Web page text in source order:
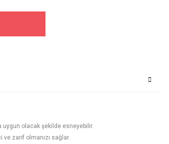
uygun olacak şekilde esneyebilir.
ve zarif olmanızı sağlar.